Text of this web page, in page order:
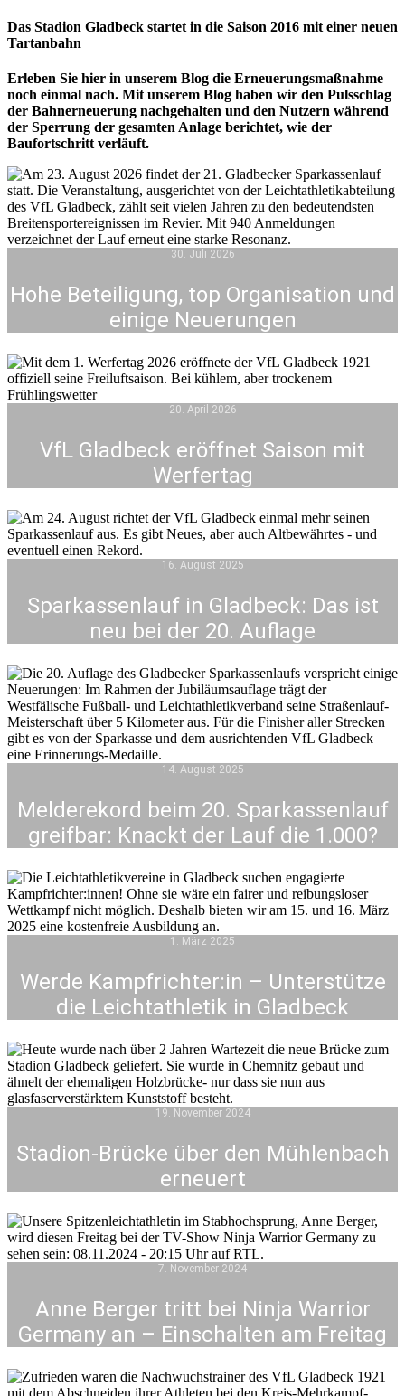
Das Stadion Gladbeck startet in die Saison 2016 mit einer neuen
Tartanbahn
Erleben Sie hier in unserem Blog die Erneuerungsmaßnahme
noch einmal nach. Mit unserem Blog haben wir den Pulsschlag
der Bahnerneuerung nachgehalten und den Nutzern während
der Sperrung der gesamten Anlage berichtet, wie der
Baufortschritt verläuft.
30. Juli 2026
Hohe Beteiligung, top Organisation und
einige Neuerungen
20. April 2026
VfL Gladbeck eröffnet Saison mit
Werfertag
16. August 2025
Sparkassenlauf in Gladbeck: Das ist
neu bei der 20. Auflage
14. August 2025
Melderekord beim 20. Sparkassenlauf
greifbar: Knackt der Lauf die 1.000?
1. März 2025
Werde Kampfrichter:in – Unterstütze
die Leichtathletik in Gladbeck
19. November 2024
Stadion-Brücke über den Mühlenbach
erneuert
7. November 2024
Anne Berger tritt bei Ninja Warrior
Germany an – Einschalten am Freitag